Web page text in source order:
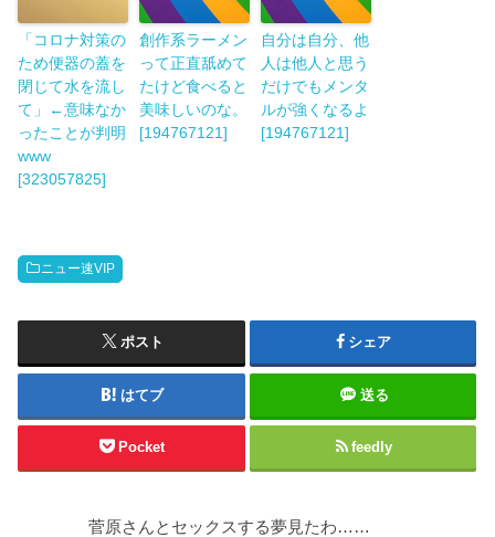
「コロナ対策の
ため便器の蓋を
閉じて水を流し
て」←意味なか
ったことが判明
www
[323057825]
創作系ラーメン
って正直舐めて
たけど食べると
美味しいのな。
[194767121]
自分は自分、他
人は他人と思う
だけでもメンタ
ルが強くなるよ
[194767121]
ニュー速VIP
ポスト シェア
はてブ 送る
Pocket feedly
菅原さんとセックスする夢見たわ……